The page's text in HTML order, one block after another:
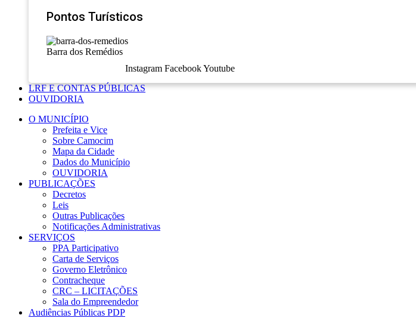
Pontos Turísticos
Barra dos Remédios
Instagram FacebookYoutube
LRF E CONTAS PÚBLICAS
OUVIDORIA
O MUNICÍPIO
Prefeita e Vice
Sobre Camocim
Mapa da Cidade
Dados do Município
OUVIDORIA
PUBLICAÇÕES
Decretos
Leis
Outras Publicações
Notificações Administrativas
SERVIÇOS
PPA Participativo
Carta de Serviços
Governo Eletrônico
Contracheque
CRC – LICITAÇÕES
Sala do Empreendedor
Audiências Públicas PDP